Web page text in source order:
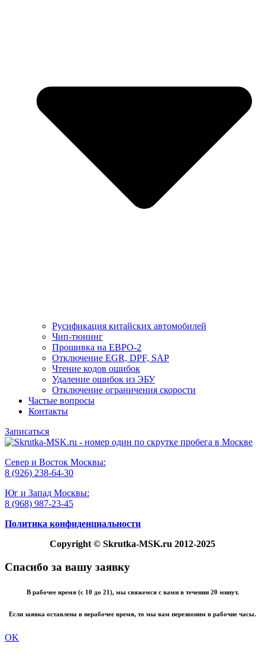
Русификация китайских автомобилей
Чип-тюнинг
Прошивка на ЕВРО-2
Отключение EGR, DPF, SAP
Чтение кодов ошибок
Удаление ошибок из ЭБУ
Отключение ограничения скорости
Частые вопросы
Контакты
Записаться
Север и Восток Москвы:
8 (926) 238-64-30
Юг и Запад Москвы:
8 (968) 987-23-45
Политика конфиденциальности
Copyright © Skrutka-MSK.ru 2012-2025
Спасибо за вашу заявку
В рабочее время (с 10 до 21), мы свяжемся с вами в течении 20 минут.
Если заявка оставлена в нерабочее время, то мы вам перезвоним в рабочие часы.
OK